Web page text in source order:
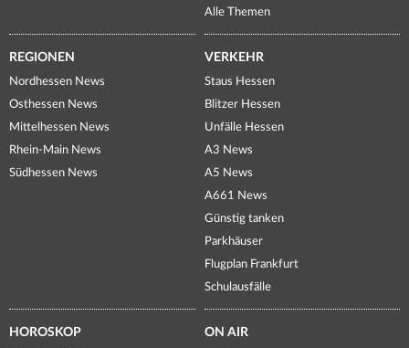
Alle Themen
REGIONEN
Nordhessen News
Osthessen News
Mittelhessen News
Rhein-Main News
Südhessen News
VERKEHR
Staus Hessen
Blitzer Hessen
Unfälle Hessen
A3 News
A5 News
A661 News
Günstig tanken
Parkhäuser
Flugplan Frankfurt
Schulausfälle
HOROSKOP ON AIR